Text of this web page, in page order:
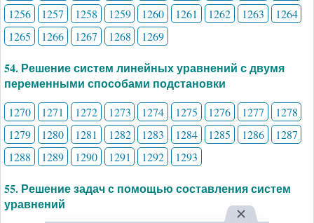
1256
1257 1258 1259 1260 1261 1262 1263
1264
1265
1266 1267 1268 1269
54. Решение систем линейных уравнений с двумя
переменными способами подстановки
1270 1271 1272 1273 1274 1275 1276 1277
1278
1279
1280 1281 1282 1283 1284 1285 1286
1287
1288
1289 1290 1291 1292 1293
55. Решение задач с помощью составления систем
уравнений